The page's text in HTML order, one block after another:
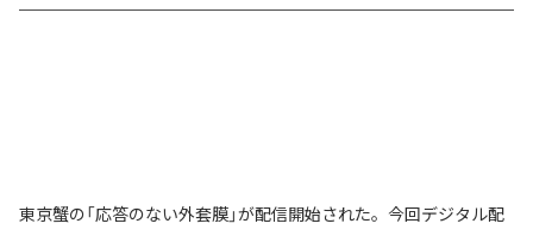
東京蟹の「応答のない外套膜」が配信開始された。今回デジタル配